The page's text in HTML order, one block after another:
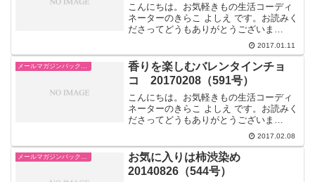
こんにちは。お気軽きもの生活コーディ
ネーターのきらこ よしえ です。お読みく
ださってどうもありがとうございま
す！・:.。:*:・'゜☆♪新年あけましておめ
でとうございます。今年の年始はいかが
お過ごしでしたか？私は酉年ということ
で「神鶏（しん...
2017.01.11
香りを楽しむバレンタインチョ
コ 20170208（591号）
こんにちは。お気軽きもの生活コーディ
ネーターのきらこ よしえ です。お読みく
ださってどうもありがとうございま
す！・:.。:*:・'゜☆♪バレンタインデーも
間近にせまりましたね。この頃では、プ
レゼント用のチョコレート選びよりも、
どれが美味しそ...
2017.02.08
お気に入りは柿渋染め
20140826（544号）